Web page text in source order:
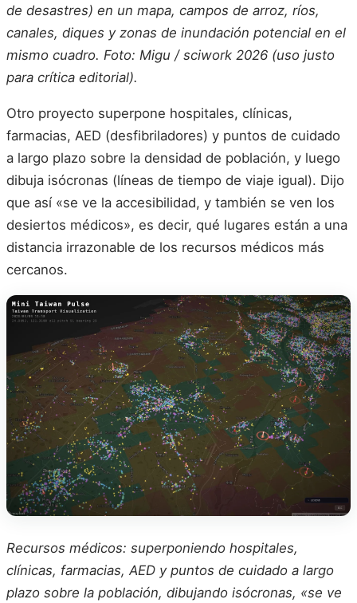
de desastres) en un mapa, campos de arroz, ríos,
canales, diques y zonas de inundación potencial en el
mismo cuadro. Foto: Migu / sciwork 2026 (uso justo
para crítica editorial).
Otro proyecto superpone hospitales, clínicas,
farmacias, AED (desfibriladores) y puntos de cuidado
a largo plazo sobre la densidad de población, y luego
dibuja isócronas (líneas de tiempo de viaje igual). Dijo
que así «se ve la accesibilidad, y también se ven los
desiertos médicos», es decir, qué lugares están a una
distancia irrazonable de los recursos médicos más
cercanos.
Recursos médicos: superponiendo hospitales,
clínicas, farmacias, AED y puntos de cuidado a largo
plazo sobre la población, dibujando isócronas, «se ve